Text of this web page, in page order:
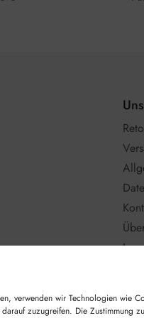
verwenden wir Technologien wie
zuzugreifen. Die Zustimmung